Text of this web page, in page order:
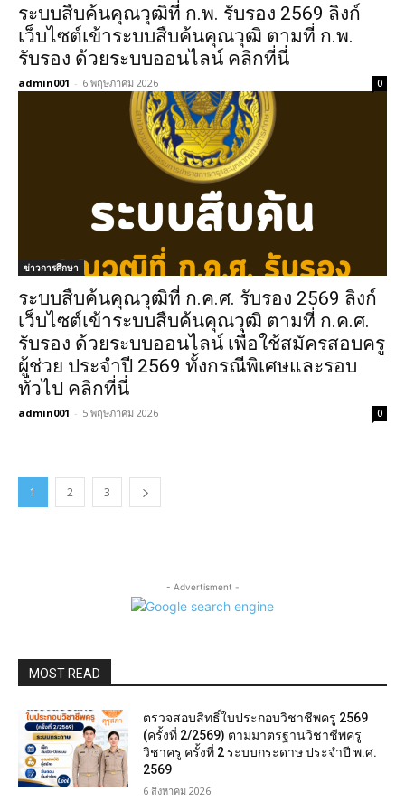
ระบบสืบค้นคุณวุฒิที่ ก.พ. รับรอง 2569 ลิงก์
เว็บไซต์เข้าระบบสืบค้นคุณวุฒิ ตามที่ ก.พ.
รับรอง ด้วยระบบออนไลน์ คลิกที่นี่
admin001 - 6 พฤษภาคม 2026 0
ข่าวการศึกษา
ระบบสืบค้นคุณวุฒิที่ ก.ค.ศ. รับรอง 2569 ลิงก์
เว็บไซต์เข้าระบบสืบค้นคุณวุฒิ ตามที่ ก.ค.ศ.
รับรอง ด้วยระบบออนไลน์ เพื่อใช้สมัครสอบครู
ผู้ช่วย ประจำปี 2569 ทั้งกรณีพิเศษและรอบ
ทั่วไป คลิกที่นี่
admin001 - 5 พฤษภาคม 2026 0
1 2 3
- Advertisment -
MOST READ
ตรวจสอบสิทธิ์ใบประกอบวิชาชีพครู 2569
(ครั้งที่ 2/2569) ตามมาตรฐานวิชาชีพครู
วิชาครู ครั้งที่ 2 ระบบกระดาษ ประจำปี พ.ศ.
2569
6 สิงหาคม 2026